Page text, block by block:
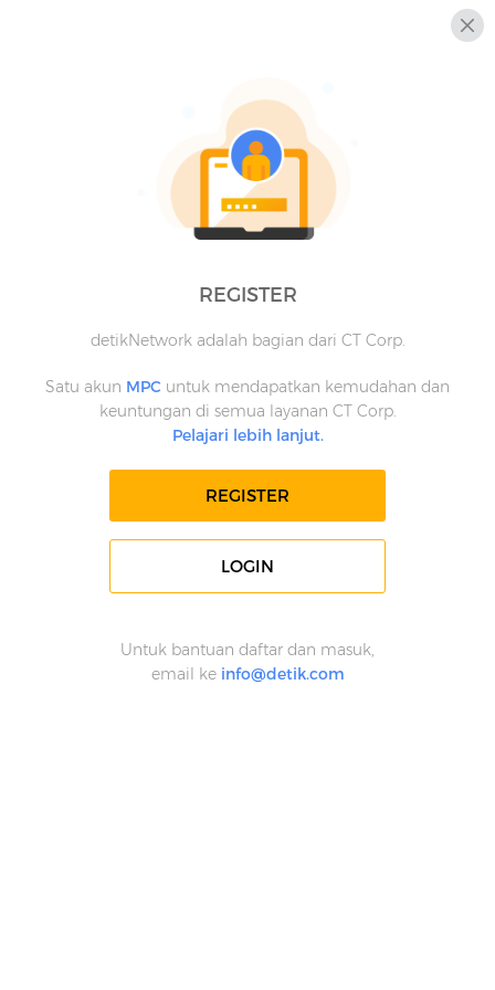
REGISTER
detikNetwork adalah bagian dari CT Corp.
Satu akun MPC untuk mendapatkan kemudahan dan
keuntungan di semua layanan CT Corp.
Pelajari lebih lanjut.
REGISTER
LOGIN
Untuk bantuan daftar dan masuk,
email ke info@detik.com